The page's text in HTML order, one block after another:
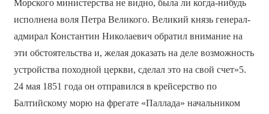
Морского министерства не видно, была ли когда-нибудь
исполнена воля Петра Великого. Великий князь генерал-
адмирал Константин Николаевич обратил внимание на
эти обстоятельства и, желая доказать на деле возможность
устройства походной церкви, сделал это на свой счет»5.
24 мая 1851 года он отправился в крейсерство по
Балтийскому морю на фрегате «Паллада» начальником